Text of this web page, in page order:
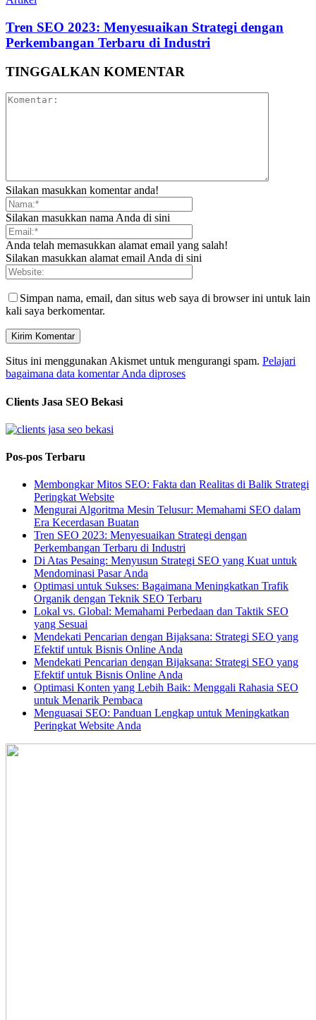
Tren SEO 2023: Menyesuaikan Strategi dengan
Perkembangan Terbaru di Industri
TINGGALKAN KOMENTAR
Silakan masukkan komentar anda!
Silakan masukkan nama Anda di sini
Anda telah memasukkan alamat email yang salah!
Silakan masukkan alamat email Anda di sini
Simpan nama, email, dan situs web saya di browser ini untuk lain
kali saya berkomentar.
Situs ini menggunakan Akismet untuk mengurangi spam. Pelajari
bagaimana data komentar Anda diproses
Clients Jasa SEO Bekasi
Pos-pos Terbaru
Membongkar Mitos SEO: Fakta dan Realitas di Balik Strategi
Peringkat Website
Mengurai Algoritma Mesin Telusur: Memahami SEO dalam
Era Kecerdasan Buatan
Tren SEO 2023: Menyesuaikan Strategi dengan
Perkembangan Terbaru di Industri
Di Atas Pesaing: Menyusun Strategi SEO yang Kuat untuk
Mendominasi Pasar Anda
Optimasi untuk Sukses: Bagaimana Meningkatkan Trafik
Organik dengan Teknik SEO Terbaru
Lokal vs. Global: Memahami Perbedaan dan Taktik SEO
yang Sesuai
Mendekati Pencarian dengan Bijaksana: Strategi SEO yang
Efektif untuk Bisnis Online Anda
Mendekati Pencarian dengan Bijaksana: Strategi SEO yang
Efektif untuk Bisnis Online Anda
Optimasi Konten yang Lebih Baik: Menggali Rahasia SEO
untuk Menarik Pembaca
Menguasai SEO: Panduan Lengkap untuk Meningkatkan
Peringkat Website Anda